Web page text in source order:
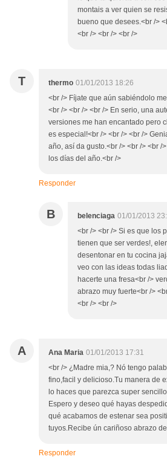
montais a ver quien se
bueno que desees.<br />
<br /> <br /> <br />
T thermo 01/01/2013 18:26
<br /> Fíjate que aún sabiéndolo
<br /> <br /> <br /> En serio, una
versiones me han encantado pero
es especial!<br /> <br /> <br />
año, así da gusto.<br /> <br /> <br /
los días del año.<br />
Responder
B belenciaga 01/01/2013
<br /> <br /> Si es que los
tienen que ser verdes!,
desentonar en tu cocina
veo con las ideas todas
hacerte una fresa<br />
abrazo muy fuerte<br />
<br /> <br />
A Ana Maria 01/01/2013 17:31
<br /> ¿Madre mia,? Nó tengo
fino,facil y delicioso.Tu manera de
lo haces que parezca super
Espero y deseo qué hayas
qué acabamos de estenar sea
tuyos.Recibe ún cariñoso abrazo
Responder